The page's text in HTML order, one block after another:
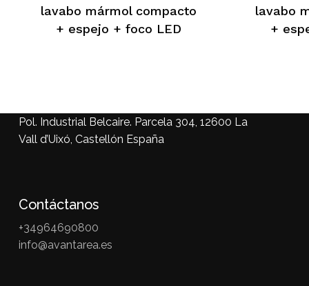
lavabo mármol compacto
+ espejo + foco LED
lavabo
+
Pol. Industrial Belcaire. Parcela 304, 12600 La
Vall d’Uixó, Castellón España
Contáctanos
+34964690800
info@avantarea.es